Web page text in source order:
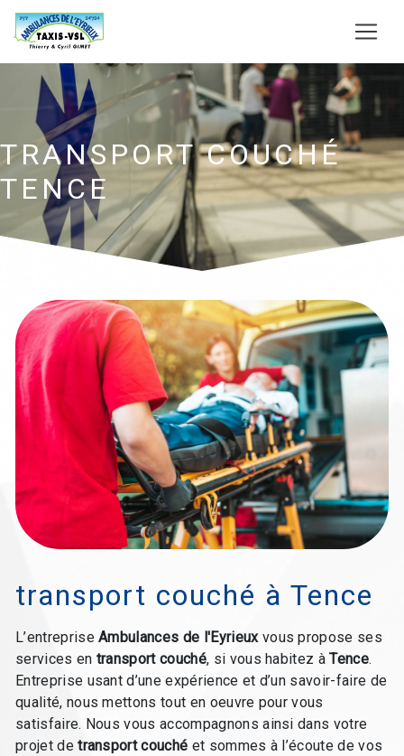
TRANSPORT COUCHÉ
TENCE
transport couché à Tence
L’entrepriseAmbulances de l'Eyrieuxvous propose ses
services en transport couché, si vous habitez àTence.
Entreprise usant d’une expérience et d’un savoir-faire de
qualité, nous mettons tout en oeuvre pour vous
satisfaire. Nous vous accompagnons ainsi dans votre
projet detransport couché et sommes à l’écoute de vos
Panneau de gestion des cookies